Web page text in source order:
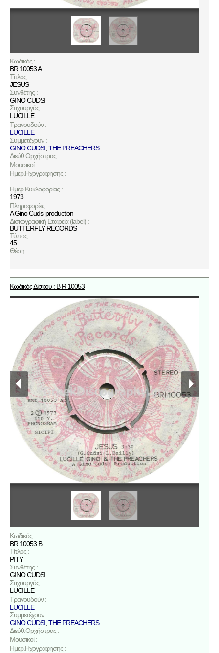
Κωδικός :
BR 10053 A
Τίτλος :
JESUS
Συνθέτης :
GINO CUDSI
Στιχουργός :
LUCILLE
Τραγουδούν :
LUCILLE
Συμμετέχουν :
GINO CUDSI,THE PREACHERS
Διεύθ.Ορχήστρας :
Μουσικοί :
Ημερ.Ηχογράφησης :
Ημερ.Κυκλοφορίας :
1973
Πληροφορίες :
A Gino Cudsi production
Δισκογραφική Εταιρεία (label) :
BUTTERFLY RECORDS
Τύπος :
45
Θέση :
Κωδικός Δίσκου : B R 10053
Κωδικός :
BR 10053 B
Τίτλος :
PITY
Συνθέτης :
GINO CUDSI
Στιχουργός :
LUCILLE
Τραγουδούν :
LUCILLE
Συμμετέχουν :
GINO CUDSI,THE PREACHERS
Διεύθ.Ορχήστρας :
Μουσικοί :
Ημερ.Ηχογράφησης :